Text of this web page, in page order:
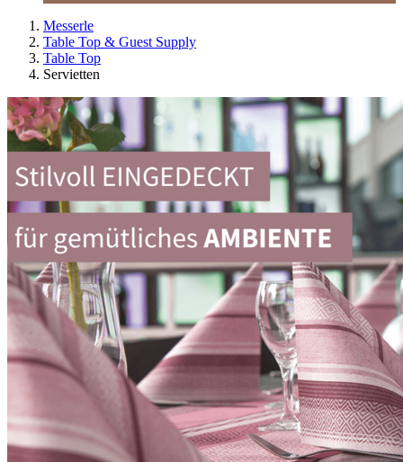
Messerle
Table Top & Guest Supply
Table Top
Servietten